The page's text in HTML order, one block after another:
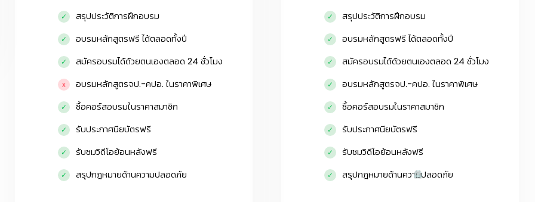
สรุปประวัติการฝึกอบรม
อบรมหลักสูตรฟรี ได้ตลอดทั้งปี
สมัครอบรมได้ด้วยตนเองตลอด 24 ชั่วโมง
อบรมหลักสูตรจป.-คปอ. ในราคาพิเศษ
ซื้อคอร์สอบรมในราคาสมาชิก
รับประกาศนียบัตรฟรี
รับชมวิดีโอย้อนหลังฟรี
สรุปกฎหมายด้านความปลอดภัย
สรุปประวัติการฝึกอบรม
อบรมหลักสูตรฟรี ได้ตลอดทั้งปี
สมัครอบรมได้ด้วยตนเองตลอด 24 ชั่วโมง
อบรมหลักสูตรจป.-คปอ. ในราคาพิเศษ
ซื้อคอร์สอบรมในราคาสมาชิก
รับประกาศนียบัตรฟรี
รับชมวิดีโอย้อนหลังฟรี
สรุปกฎหมายด้านความปลอดภัย